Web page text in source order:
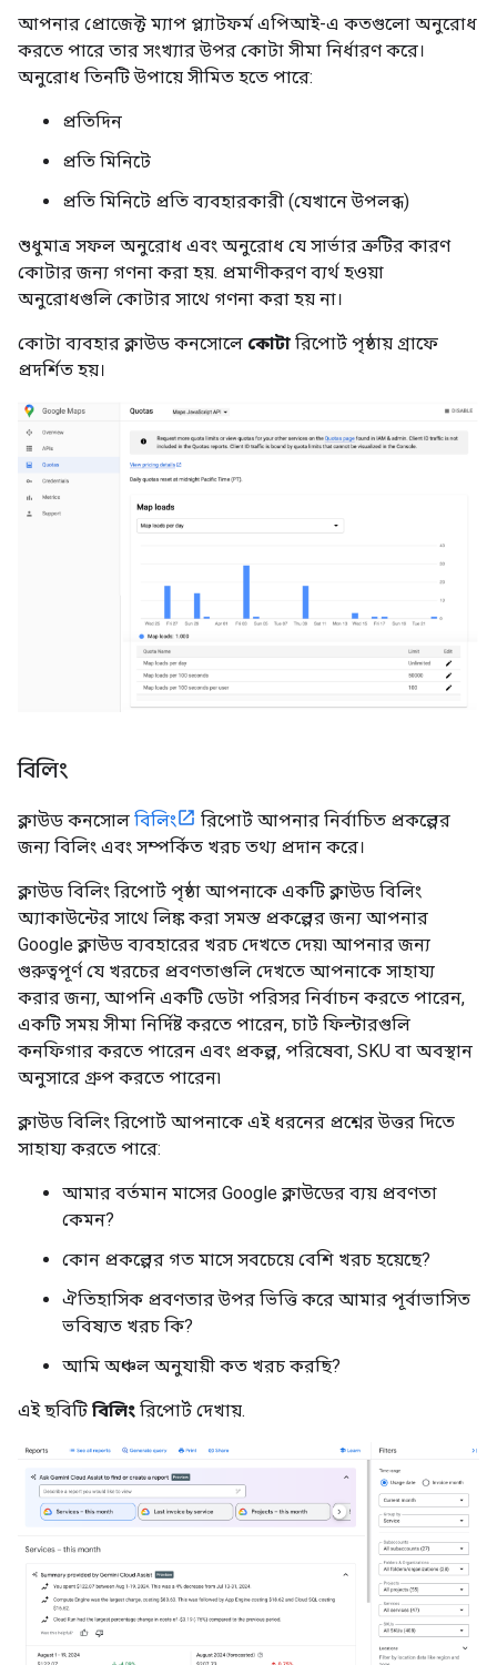
আপনার প্রোজেক্ট ম্যাপ প্ল্যাটফর্ম এপিআই-এ কতগুলো অনুরোধ
করতে পারে তার সংখ্যার উপর কোটা সীমা নির্ধারণ করে।
অনুরোধ তিনটি উপায়ে সীমিত হতে পারে:
প্রতিদিন
প্রতি মিনিটে
প্রতি মিনিটে প্রতি ব্যবহারকারী (যেখানে উপলব্ধ)
শুধুমাত্র সফল অনুরোধ এবং অনুরোধ যে সার্ভার ত্রুটির কারণ
কোটার জন্য গণনা করা হয়. প্রমাণীকরণ ব্যর্থ হওয়া
অনুরোধগুলি কোটার সাথে গণনা করা হয় না।
কোটা ব্যবহার ক্লাউড কনসোলে কোটা রিপোর্ট পৃষ্ঠায় গ্রাফে
প্রদর্শিত হয়।
বিলিং
ক্লাউড কনসোল বিলিং
রিপোর্ট আপনার নির্বাচিত প্রকল্পের
জন্য বিলিং এবং সম্পর্কিত খরচ তথ্য প্রদান করে।
ক্লাউড বিলিং রিপোর্ট পৃষ্ঠা আপনাকে একটি ক্লাউড বিলিং
অ্যাকাউন্টের সাথে লিঙ্ক করা সমস্ত প্রকল্পের জন্য আপনার
Google ক্লাউড ব্যবহারের খরচ দেখতে দেয়৷ আপনার জন্য
গুরুত্বপূর্ণ যে খরচের প্রবণতাগুলি দেখতে আপনাকে সাহায্য
করার জন্য, আপনি একটি ডেটা পরিসর নির্বাচন করতে পারেন,
একটি সময় সীমা নির্দিষ্ট করতে পারেন, চার্ট ফিল্টারগুলি
কনফিগার করতে পারেন এবং প্রকল্প, পরিষেবা, SKU বা অবস্থান
অনুসারে গ্রুপ করতে পারেন৷
ক্লাউড বিলিং রিপোর্ট আপনাকে এই ধরনের প্রশ্নের উত্তর দিতে
সাহায্য করতে পারে:
আমার বর্তমান মাসের Google ক্লাউডের ব্যয় প্রবণতা
কেমন?
কোন প্রকল্পের গত মাসে সবচেয়ে বেশি খরচ হয়েছে?
ঐতিহাসিক প্রবণতার উপর ভিত্তি করে আমার পূর্বাভাসিত
ভবিষ্যত খরচ কি?
আমি অঞ্চল অনুযায়ী কত খরচ করছি?
এই ছবিটি বিলিং রিপোর্ট দেখায়.